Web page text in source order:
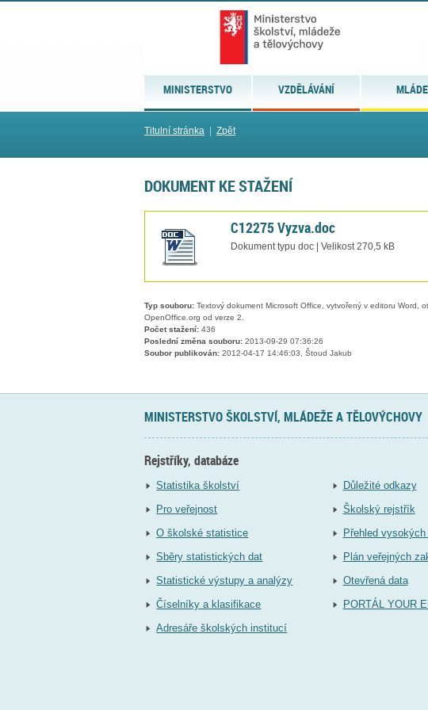
MINISTERSTVO VZDĚLÁVÁNÍ
Titulní stránka Zpět
DOKUMENT KE STAŽENÍ
C12275 Vyzva.doc
Dokument typu doc | Velikost 270,5 kB
Typ souboru: Textový dokument Microsoft Office, vytvořený v editoru Word,
OpenOffice.org od verze 2.
Počet stažení: 436
Poslední změna souboru: 2013-09-29 07:36:26
Soubor publikován: 2012-04-17 14:46:03, Štoud Jakub
MINISTERSTVO ŠKOLSTVÍ, MLÁDEŽE A TĚLOVÝCHOVY
Rejstříky, databáze
Statistika školství
Pro veřejnost
O školské statistice
Sběry statistických dat
Statistické výstupy a analýzy
Číselníky a klasifikace
Adresáře školských institucí
Důležité odkazy
Školský rejstřík
Přehled vysokých
Plán veřejných
Otevřená data
PORTÁL YOUR